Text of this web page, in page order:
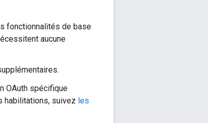
fonctionnalités de base
aucune
OAuth spécifique
habilitations, suivez les